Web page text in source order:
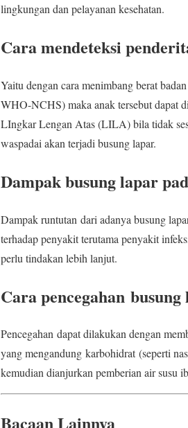
lingkungan dan pelayanan kesehatan.
Cara mendeteksi
Yaitu dengan cara menimbang berat
WHO-NCHS) maka anak tersebut dapat
LIngkar Lengan Atas (LILA) bila tidak
waspadai akan terjadi busung lapar.
Dampak busung lapar
Dampak runtutan dari adanya busung
terhadap penyakit terutama penyakit
perlu tindakan lebih lanjut.
Cara pencegahan
Pencegahan dapat dilakukan dengan
yang mengandung karbohidrat (seperti
kemudian dianjurkan pemberian air susu
Bacaan Lainnya